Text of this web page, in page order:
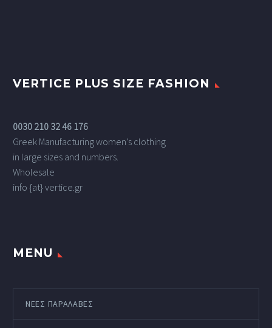
VERTICE PLUS SIZE FASHION
0030 210 32 46 176
Greek Manufacturing women’s clothing
in large sizes and numbers.
Wholesale
info {at} vertice.gr
MENU
ΝΕΕΣ ΠΑΡΑΛΑΒΕΣ